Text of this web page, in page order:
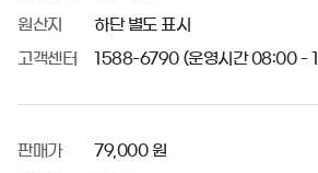
원산지 하단 별도 표시
고객센터 1588-6790 (운영시간 08:00 -
판매가 79,000 원